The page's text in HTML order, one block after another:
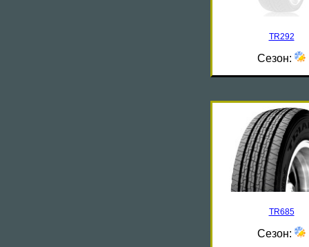
TR292
Сезон:
TR685
Сезон: